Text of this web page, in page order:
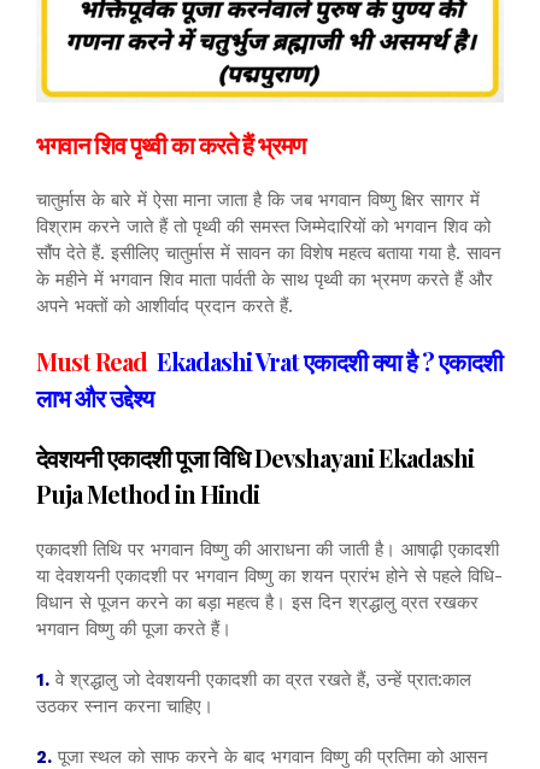
भगवान शिव पृथ्वी का करते हैं भ्रमण
चातुर्मास के बारे में ऐसा माना जाता है कि जब भगवान विष्णु क्षिर सागर में
विश्राम करने जाते हैं तो पृथ्वी की समस्त जिम्मेदारियों को भगवान शिव को
सौंप देते हैं. इसीलिए चातुर्मास में सावन का विशेष महत्व बताया गया है. सावन
के महीने में भगवान शिव माता पार्वती के साथ पृथ्वी का भ्रमण करते हैं और
अपने भक्तों को आशीर्वाद प्रदान करते हैं.
Must Read Ekadashi Vrat एकादशी क्या है ? एकादशी
लाभ और उद्देश्य
देवशयनी एकादशी पूजा विधि Devshayani Ekadashi
Puja Method in Hindi
एकादशी तिथि पर भगवान विष्णु की आराधना की जाती है। आषाढ़ी एकादशी
या देवशयनी एकादशी पर भगवान विष्णु का शयन प्रारंभ होने से पहले विधि-
विधान से पूजन करने का बड़ा महत्व है। इस दिन श्रद्धालु व्रत रखकर
भगवान विष्णु की पूजा करते हैं।
1. वे श्रद्धालु जो देवशयनी एकादशी का व्रत रखते हैं, उन्हें प्रात:काल
उठकर स्नान करना चाहिए।
2. पूजा स्थल को साफ करने के बाद भगवान विष्णु की प्रतिमा को आसन